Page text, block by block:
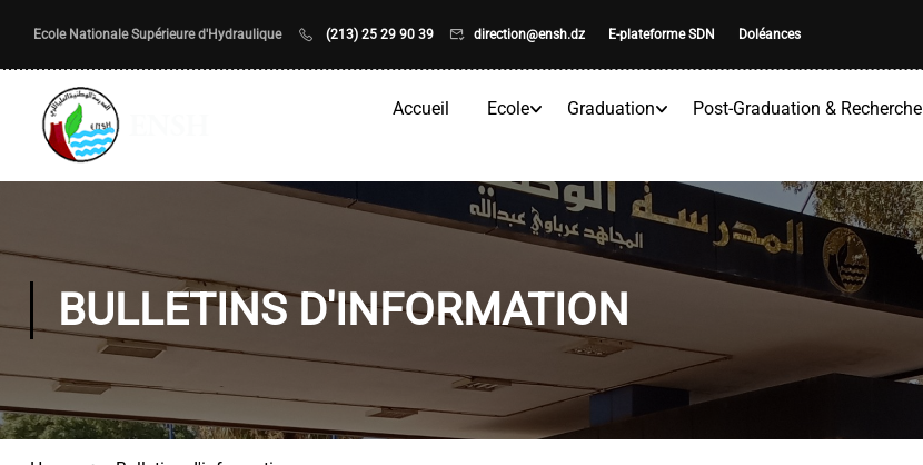
Ecole Nationale Supérieure d'Hydraulique (213) 25 29 90 39 direction@ensh.dz E-plateforme SDN Doléances
Accueil Ecole Graduation Post-Graduation & Recherche
BULLETINS D'INFORMATION